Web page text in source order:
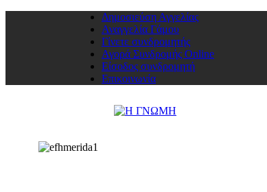
Δημοσιεύση Αγγελίας
Αναγγελία Γάμου
Γίνετε συνδρομητής
Αγορά Συνδρομής Online
Είσοδος συνδρομητή
Επικοινωνία